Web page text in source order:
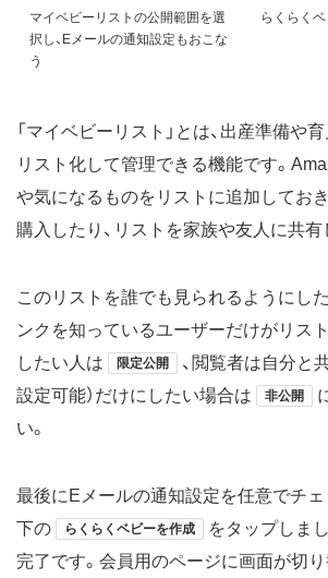
マイベビーリストの公開範囲を選
択し、Eメールの通知設定もおこな
う
らくらく
「マイベビーリスト」とは、出産準備や
リスト化して管理できる機能です。
や気になるものをリストに追加してお
購入したり、リストを家族や友人に共有
このリストを誰でも見られるようにし
ンクを知っているユーザーだけがリス
したい人は
限定公開
、閲覧者は自分と
設定可能）だけにしたい場合は
非公開
い。
最後にEメールの通知設定を任意でチェ
下の
らくらくベビーを作成
をタップしま
完了です。会員用のページに画面が切り